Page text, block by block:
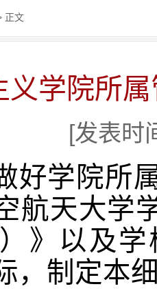
正文
义学院所
[发表时
好学院所
航天大学
》以及
，制定本